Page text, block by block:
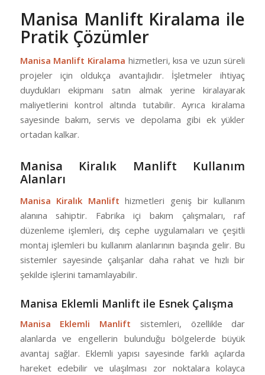
Manisa Manlift Kiralama ile
Pratik Çözümler
Manisa Manlift Kiralama hizmetleri, kısa ve uzun süreli
projeler için oldukça avantajlıdır. İşletmeler ihtiyaç
duydukları ekipmanı satın almak yerine kiralayarak
maliyetlerini kontrol altında tutabilir. Ayrıca kiralama
sayesinde bakım, servis ve depolama gibi ek yükler
ortadan kalkar.
Manisa Kiralık Manlift Kullanım
Alanları
Manisa Kiralık Manlift hizmetleri geniş bir kullanım
alanına sahiptir. Fabrika içi bakım çalışmaları, raf
düzenleme işlemleri, dış cephe uygulamaları ve çeşitli
montaj işlemleri bu kullanım alanlarının başında gelir. Bu
sistemler sayesinde çalışanlar daha rahat ve hızlı bir
şekilde işlerini tamamlayabilir.
Manisa Eklemli Manlift ile Esnek Çalışma
Manisa Eklemli Manlift sistemleri, özellikle dar
alanlarda ve engellerin bulunduğu bölgelerde büyük
avantaj sağlar. Eklemli yapısı sayesinde farklı açılarda
hareket edebilir ve ulaşılması zor noktalara kolayca